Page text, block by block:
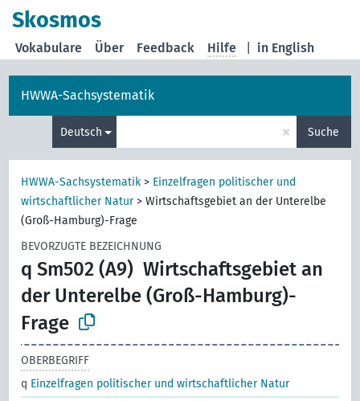
Skosmos
in English
Vokabulare Über Feedback Hilfe
HWWA-Sachsystematik
Deutsch × Suche
HWWA-Sachsystematik > Einzelfragen politischer und
wirtschaftlicher Natur>Wirtschaftsgebiet an der Unterelbe
(Groß-Hamburg)-Frage
BEVORZUGTE BEZEICHNUNG
q Sm502 (A9) Wirtschaftsgebiet an
der Unterelbe (Groß-Hamburg)-
Frage
OBERBEGRIFF
q Einzelfragen politischer und wirtschaftlicher Natur